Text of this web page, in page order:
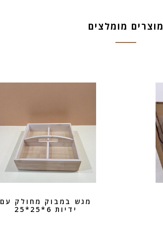
מוצרים מומלצים
מגש במבוק מחולק עם
ידיות 6*25*25